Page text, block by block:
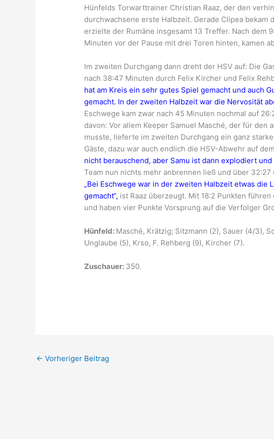
Hünfelds Torwarttrainer Christian Raaz, der den
durchwachsene erste Halbzeit. Gerade Clipea bekam
erzielte der Rumäne insgesamt 13 Treffer. Nach dem
Minuten vor der Pause mit drei Toren hinten, kamen
Im zweiten Durchgang dann dreht der HSV auf: Die
nach 38:47 Minuten durch Felix Kircher und Felix
hat am Kreis ein sehr gutes Spiel gemacht und auch
gemacht. In der zweiten Halbzeit war die Nervosität
Eschwege kam zwar nach 45 Minuten nochmal auf
davon: Vor allem Keeper Samuel Masché, der für
musste, lieferte im zweiten Durchgang ein ganz
Gäste, dazu war auch endlich die HSV-Abwehr auf
nicht berauschend, aber Samu ist dann explodiert und
Team nun nichts mehr anbrennen ließ und über
„Bei Eschwege war in der zweiten Halbzeit etwas die
gemacht“, ist Raaz überzeugt. Mit 18:2 Punkten
und haben vier Punkte Vorsprung auf die Verfolger
Hünfeld: Masché, Krätzig; Sitzmann (2), Sauer (4/3),
Unglaube (5), Krso, F. Rehberg (9), Kircher (7).
Zuschauer: 350.
← Vorheriger Beitrag